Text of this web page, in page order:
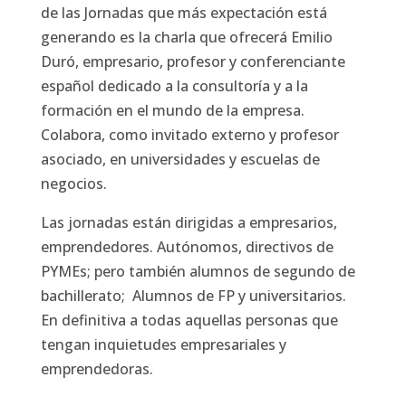
de las Jornadas que más expectación está
generando es la charla que ofrecerá Emilio
Duró, empresario, profesor y conferenciante
español dedicado a la consultoría y a la
formación en el mundo de la empresa.
Colabora, como invitado externo y profesor
asociado, en universidades y escuelas de
negocios.
Las jornadas están dirigidas a empresarios,
emprendedores. Autónomos, directivos de
PYMEs; pero también alumnos de segundo de
bachillerato; Alumnos de FP y universitarios.
En definitiva a todas aquellas personas que
tengan inquietudes empresariales y
emprendedoras.